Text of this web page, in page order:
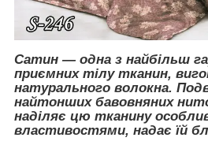
Сатин — одна з найбільш
приємних тілу тканин,
натурального волокна.
найтонших бавовняних
наділяє цю тканину
властивостями, надає їй